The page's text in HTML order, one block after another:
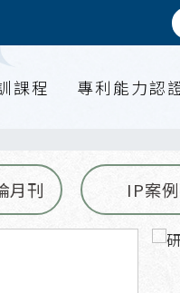
課程 專利能力認
月刊 IP案